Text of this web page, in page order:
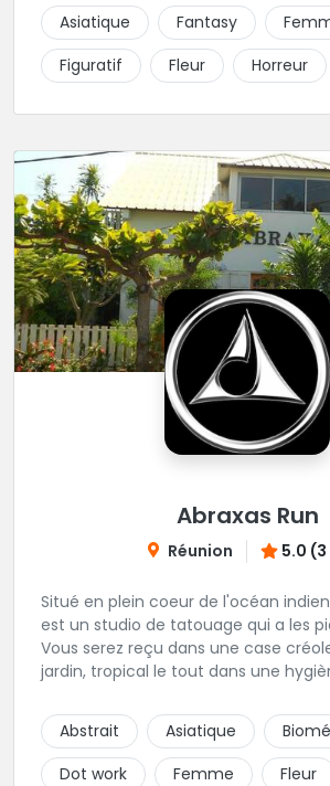
tout type de projet, son style est
serez bien réussi par le tatoueur en
Asiatique Fantasy
Figuratif
Fleur Horreur
Abraxas Run
Réunion 5.0 (3
Situé en plein coeur de l'océan
est un studio de tatouage qui a les
Vous serez reçu dans une case
jardin, tropical le tout dans une
choix de bijoux et uniquement dans
biocompatibles! Vous le trouverez à
Bains...les doigts de pieds en
Abstrait Asiatique
Dot work
Femme Fleur